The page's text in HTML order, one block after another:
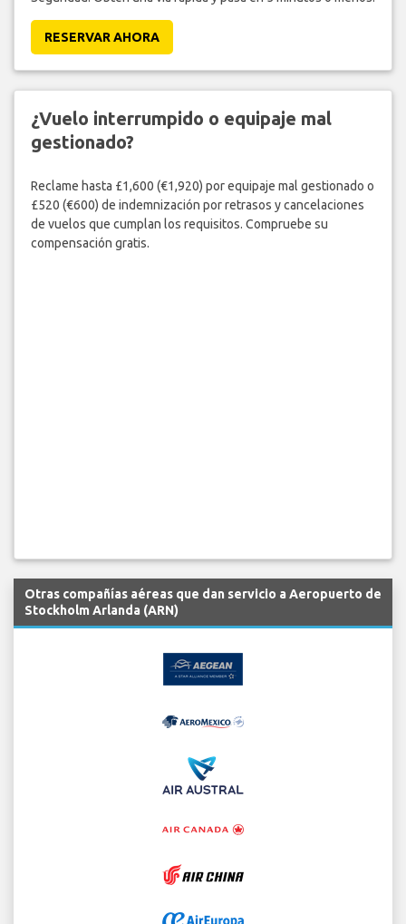
RESERVAR AHORA
¿Vuelo interrumpido o equipaje mal
gestionado?
Reclame hasta £1,600 (€1,920) por equipaje mal gestionado o
£520 (€600) de indemnización por retrasos y cancelaciones
de vuelos que cumplan los requisitos. Compruebe su
compensación gratis.
Otras compañías aéreas que dan servicio a Aeropuerto de
Stockholm Arlanda (ARN)